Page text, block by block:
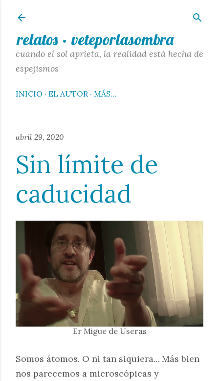
relatos · veteporlasombra
cuando el sol aprieta, la realidad está hecha de
espejismos
INICIO EL AUTOR MÁS…
abril 29, 2020
Sin límite de
caducidad
Er Migue de Useras
Somos átomos. O ni tan siquiera... Más bien
nos parecemos a microscópicas y